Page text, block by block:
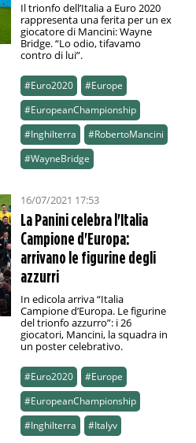
Il trionfo dell’Italia a Euro 2020
rappresenta una ferita per un ex
giocatore di Mancini: Wayne
Bridge. “Lo odio, tifavamo
contro di lui”.
#Euro2020
#Europe
#EuropeanChampionship
#Inghilterra
#RobertoMancini
#WayneBridge
16/07/2021 17:53
La Panini celebra l'Italia
Campione d'Europa:
arrivano le figurine degli
azzurri
In edicola arriva “Italia
Campione d’Europa. Le figurine
del trionfo azzurro”: i 26
giocatori, Mancini, la squadra in
un poster celebrativo.
#Euro2020
#Europe
#EuropeanChampionship
#Inghilterra
#Italyv